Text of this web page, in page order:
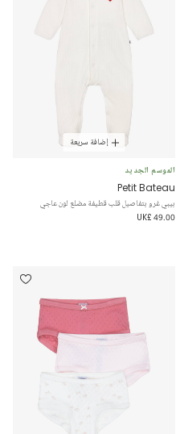
إضافة سريعة
الموسم الجديد
Petit Bateau
بيبي غرو بتفاصيل قلب قطيفة مضلع لون عاجي
UK£ 49.00